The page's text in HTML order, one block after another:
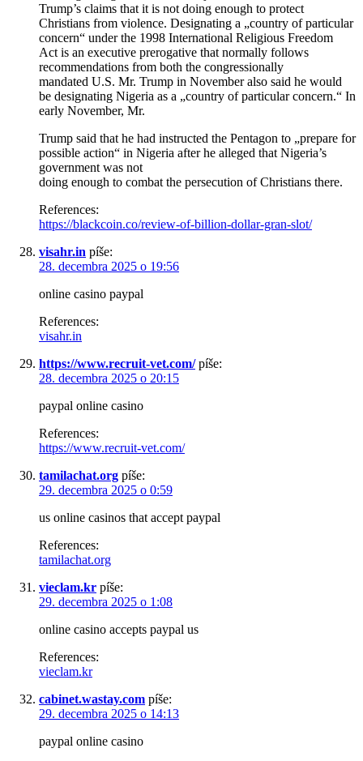
Trump’s claims that it is not doing enough to protect
Christians from violence. Designating a „country of particular
concern“ under the 1998 International Religious Freedom
Act is an executive prerogative that normally follows
recommendations from both the congressionally
mandated U.S. Mr. Trump in November also said he would
be designating Nigeria as a „country of particular concern.“ In
early November, Mr.
Trump said that he had instructed the Pentagon to „prepare for
possible action“ in Nigeria after he alleged that Nigeria’s
government was not
doing enough to combat the persecution of Christians there.
References:
https://blackcoin.co/review-of-billion-dollar-gran-slot/
visahr.in píše:
28. decembra 2025 o 19:56
online casino paypal
References:
visahr.in
https://www.recruit-vet.com/ píše:
28. decembra 2025 o 20:15
paypal online casino
References:
https://www.recruit-vet.com/
tamilachat.org píše:
29. decembra 2025 o 0:59
us online casinos that accept paypal
References:
tamilachat.org
vieclam.kr píše:
29. decembra 2025 o 1:08
online casino accepts paypal us
References:
vieclam.kr
cabinet.wastay.com píše:
29. decembra 2025 o 14:13
paypal online casino